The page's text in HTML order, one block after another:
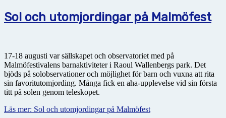
Sol och utomjordingar på Malmöfest
17-18 augusti var sällskapet och observatoriet med på
Malmöfestivalens barnaktiviteter i Raoul Wallenbergs park. Det
bjöds på solobservationer och möjlighet för barn och vuxna att rita
sin favoritutomjording. Många fick en aha-upplevelse vid sin första
titt på solen genom teleskopet.
Läs mer: Sol och utomjordingar på Malmöfest